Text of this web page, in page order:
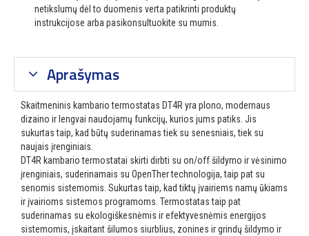
netikslumų dėl to duomenis verta patikrinti produktų
instrukcijose arba pasikonsultuokite su mumis.
Aprašymas
Skaitmeninis kambario termostatas DT4R yra plono, modernaus
dizaino ir lengvai naudojamų funkcijų, kurios jums patiks. Jis
sukurtas taip, kad būtų suderinamas tiek su senesniais, tiek su
naujais įrenginiais.
DT4R kambario termostatai skirti dirbti su on/off šildymo ir vėsinimo
įrenginiais, suderinamais su OpenTher technologija, taip pat su
senomis sistemomis. Sukurtas taip, kad tiktų įvairiems namų ūkiams
ir įvairioms sistemos programoms. Termostatas taip pat
suderinamas su ekologiškesnėmis ir efektyvesnėmis energijos
sistemomis, įskaitant šilumos siurblius, zonines ir grindų šildymo ir